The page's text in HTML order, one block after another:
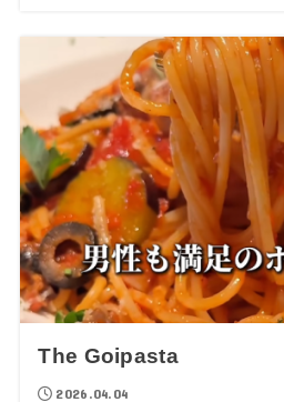
The Goipasta
2026.04.04